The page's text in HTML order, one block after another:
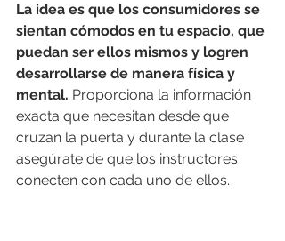
La idea es que los consumidores se
sientan cómodos en tu espacio, que
puedan ser ellos mismos y logren
desarrollarse de manera física y
mental. Proporciona la información
exacta que necesitan desde que
cruzan la puerta y durante la clase
asegúrate de que los instructores
conecten con cada uno de ellos.